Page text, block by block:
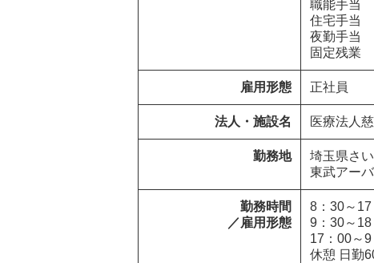
職能手当
住宅手当
夜勤手当
固定残業
雇用形態 正社員
法人・施設名 医療法人
勤務地
埼玉県
東武アー
勤務時間
／雇用形態
8：30～
9：30～
17：00～
休憩 日勤